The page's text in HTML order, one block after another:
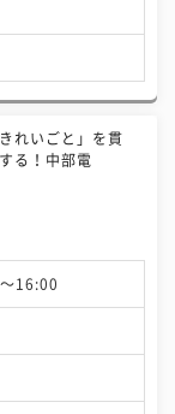
れいごと」を貫
る！中部電
16:00